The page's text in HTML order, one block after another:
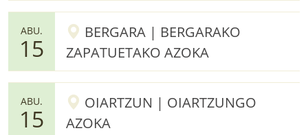
ABU.
15
BERGARA | BERGARAKO
ZAPATUETAKO AZOKA
ABU.
15
OIARTZUN | OIARTZUNGO
AZOKA